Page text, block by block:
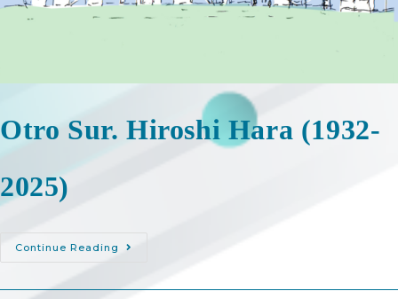
Otro Sur. Hiroshi Hara (1932-
2025)
Continue Reading